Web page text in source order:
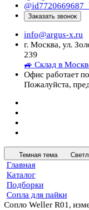
Заказать звонок
info@argus-x.ru
г. Москва, ул.
239
🚙 Склад в
Офис работает
Пожалуйста,
Темная тема
Главная
Каталог
Подборки
Сопла для пайки
Сопло Weller R01,